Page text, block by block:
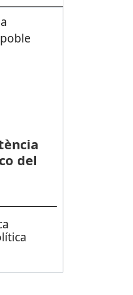
donar cita a la V Marxa Contra
del